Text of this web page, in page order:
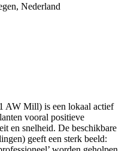
Nederland
AW Mill) is een lokaal actief
vooral positieve
en snelheid. De beschikbare
geeft een sterk beeld: